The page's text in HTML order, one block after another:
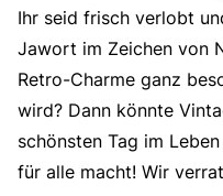
Ihr seid frisch verlobt
Ihr seid frisch verlobt
Jawort im Zeichen von
Retro-Charme ganz
wird? Dann könnte
schönsten Tag im
für alle macht! Wir